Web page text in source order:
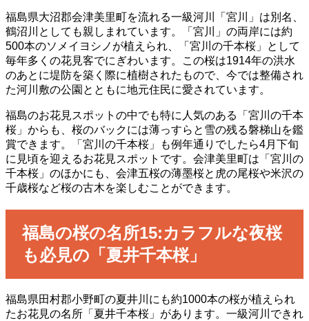
福島県大沼郡会津美里町を流れる一級河川「宮川」は別名、
鶴沼川としても親しまれています。「宮川」の両岸には約
500本のソメイヨシノが植えられ、「宮川の千本桜」として
毎年多くの花見客でにぎわいます。この桜は1914年の洪水
のあとに堤防を築く際に植樹されたもので、今では整備され
た河川敷の公園とともに地元住民に愛されています。
福島のお花見スポットの中でも特に人気のある「宮川の千本
桜」からも、桜のバックには薄っすらと雪の残る磐梯山を鑑
賞できます。「宮川の千本桜」も例年通りでしたら4月下旬
に見頃を迎えるお花見スポットです。会津美里町は「宮川の
千本桜」のほかにも、会津五桜の薄墨桜と虎の尾桜や米沢の
千歳桜など桜の古木を楽しむことができます。
福島の桜の名所15:カラフルな夜桜
も必見の「夏井千本桜」
福島県田村郡小野町の夏井川にも約1000本の桜が植えられ
たお花見の名所「夏井千本桜」があります。一級河川できれ